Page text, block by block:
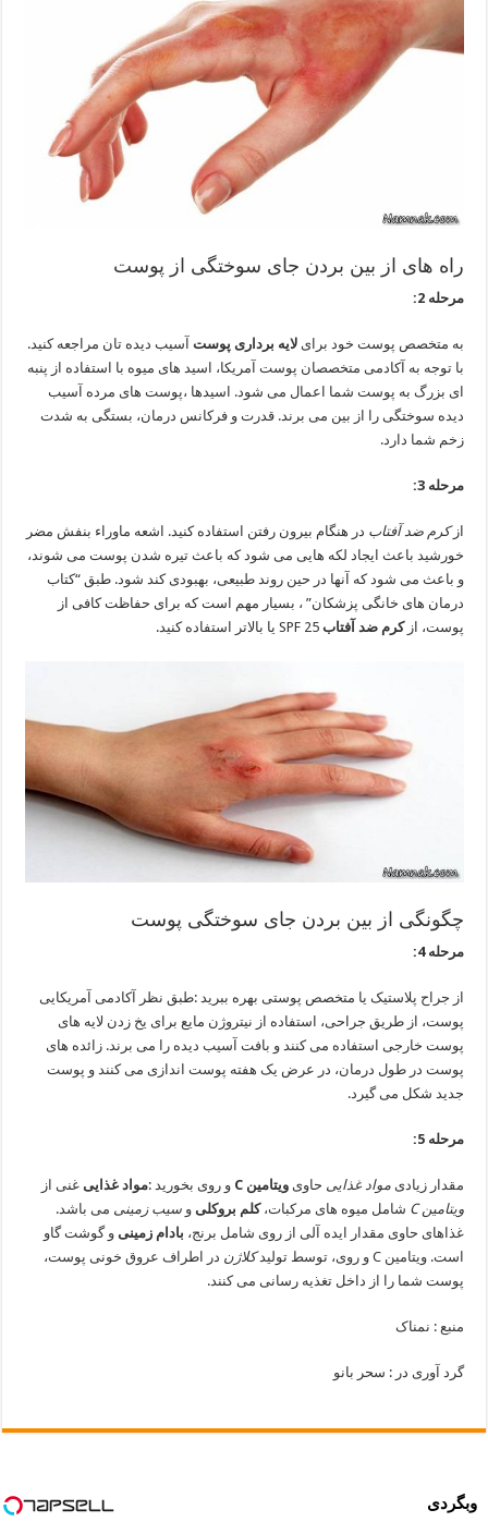
راه های از بین بردن جای سوختگی از پوست
مرحله 2:
به متخصص پوست خود برایلایه برداری پوست آسیب دیده تان مراجعه کنید.
با توجه به آکادمی متخصصان پوست آمریکا، اسید های میوه با استفاده از پنبه
ای بزرگ به پوست شما اعمال می شود. اسیدها ،پوست های مرده آسیب
دیده سوختگی را از بین می برند. قدرت و فرکانس درمان، بستگی به شدت
زخم شما دارد.
مرحله 3:
ازکرم ضد آفتاب در هنگام بیرون رفتن استفاده کنید. اشعه ماوراء بنفش مضر
خورشید باعث ایجاد لکه هایی می شود که باعث تیره شدن پوست می شوند،
و باعث می شود که آنها در حین روند طبیعی، بهبودی کند شود. طبق “کتاب
درمان های خانگی پزشکان” ، بسیار مهم است که برای حفاظت کافی از
پوست، ازکرم ضد آفتاب SPF 25 یا بالاتر استفاده کنید.
چگونگی از بین بردن جای سوختگی پوست
مرحله 4:
از جراح پلاستیک یا متخصص پوستی بهره ببرید :طبق نظر آکادمی آمریکایی
پوست، از طریق جراحی، استفاده از نیتروژن مایع برای یخ زدن لایه های
پوست خارجی استفاده می کنند و بافت آسیب دیده را می برند. زائده های
پوست در طول درمان، در عرض یک هفته پوست اندازی می کنند و پوست
جدید شکل می گیرد.
مرحله 5:
مقدار زیادیمواد غذایی حاویویتامین C و روی بخورید :مواد غذایی غنی از
ویتامین C
شامل میوه های مرکبات،کلم بروکلی وسیب زمینی می باشد.
غذاهای حاوی مقدار ایده آلی از روی شامل برنج، بادام زمینی و گوشت گاو
است. ویتامین C و روی، توسط تولید
کلاژن در اطراف عروق خونی پوست،
پوست شما را از داخل تغذیه رسانی می کنند.
منبع : نمناک
گرد آوری در : سحر بانو
وبگردی